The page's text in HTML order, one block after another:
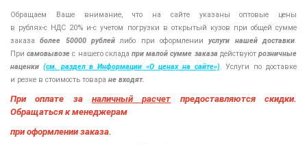
Обращаем Ваше внимание, что на сайте указаны оптовые цены
в рублях-с НДС 20% и-с учетом погрузки в открытый кузов при общей сумме
заказаболее 50000 рублей либо при оформленииуслуги нашейдоставки.
Присамовывозе с нашего складапри малой сумме заказа действуютрозничные
наценки (см. раздел в Информации «О ценах на сайте»). Услуги по доставке
и резке в стоимость товара не входят.
При оплате за наличный расчет предоставляютсяскидки.
Обращаться к менеджерам
при оформлении заказа.